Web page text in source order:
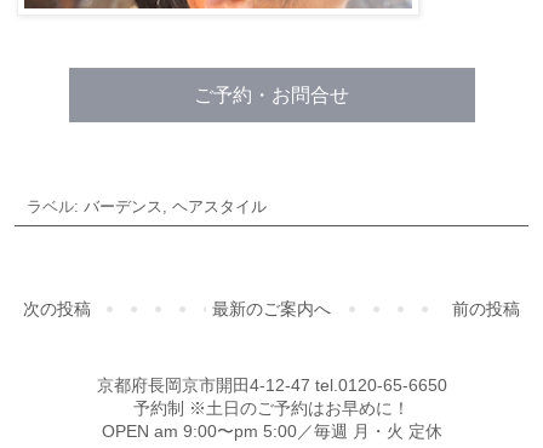
ご予約・お問合せ
ラベル: バーデンス, ヘアスタイル
次の投稿 前の投稿
最新のご案内へ
京都府長岡京市開田4-12-47 tel.0120-65-6650
予約制 ※土日のご予約はお早めに！
OPEN am 9:00〜pm 5:00／毎週 月・火 定休